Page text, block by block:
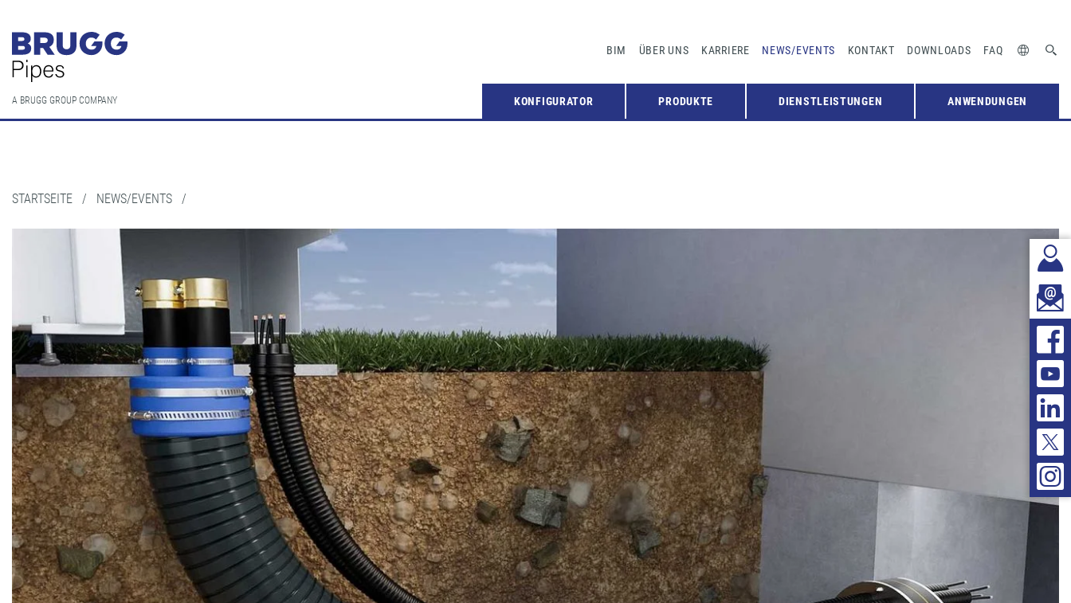
BIM ÜBER UNS KARRIERE NEWS/EVENTS KONTAKT DOWNLOADS FAQ
A BRUGG GROUP COMPANY KONFIGURATOR PRODUKTE DIENSTLEISTUNGEN ANWENDUNGEN
STARTSEITE / NEWS/EVENTS /